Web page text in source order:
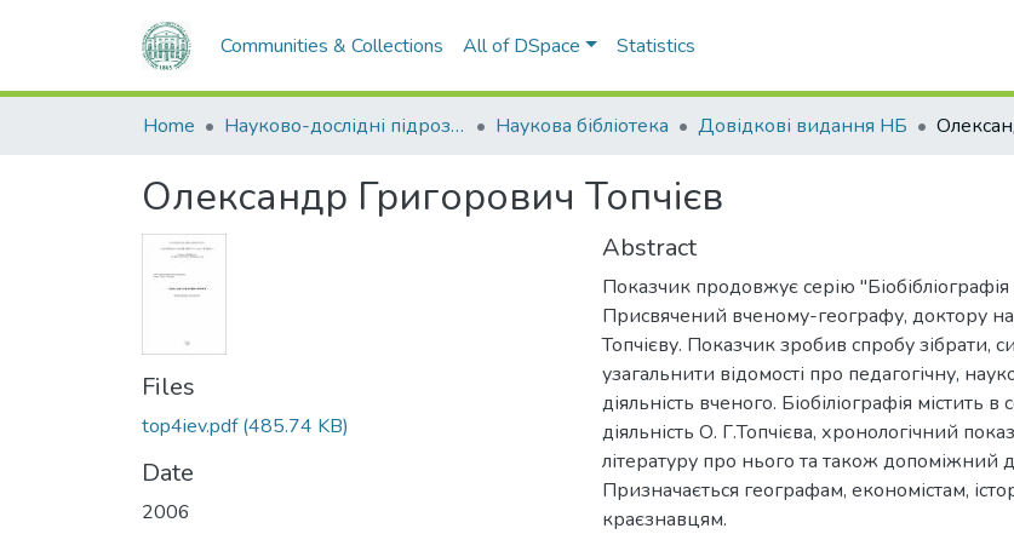
Communities & Collections All of DSpace Statistics
Home Науково-дослідні підрозділи Наукова бібліотека Довідкові видання НБ
Олександр Григорович Топчієв
Files
top4iev.pdf(485.74 KB)
Date
2006
Abstract
Показчик продовжує серію
Присвячений вченому-географу, доктору
Топчієву. Показчик зробив спробу зібрати,
узагальнити відомості про педагогічну,
діяльність вченого. Біобіліографія містить в
діяльність О. Г.Топчієва, хронологічний
літературу про нього та також допоміжний
Призначається географам, економістам,
краєзнавцям.